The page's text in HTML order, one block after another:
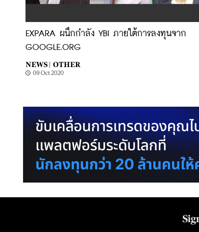
EXPARA ผนึกกำลัง YBI ภายใต้การลงทุนจาก
GOOGLE.ORG
NEWS | OTHER
09 Oct 2020